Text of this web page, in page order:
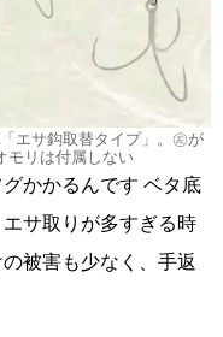
エサ鈎取替タイプ」。㊧が
モリは付属しない
かかるんです ベタ底
サ取りが多すぎる時
被害も少なく、手返